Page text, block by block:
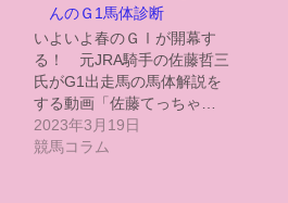
んのＧ1馬体診断
いよいよ春のＧⅠが開幕す
る！ 元JRA騎手の佐藤哲三
氏がG1出走馬の馬体解説を
する動画「佐藤てっちゃ…
2023年3月19日
競馬コラム